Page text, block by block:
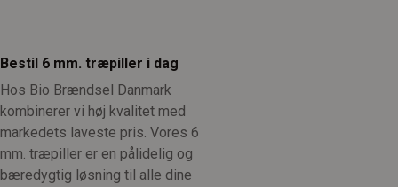
Bestil 6 mm. træpiller i dag
Hos Bio Brændsel Danmark
kombinerer vi høj kvalitet med
markedets laveste pris. Vores 6
mm. træpiller er en pålidelig og
bæredygtig løsning til alle dine